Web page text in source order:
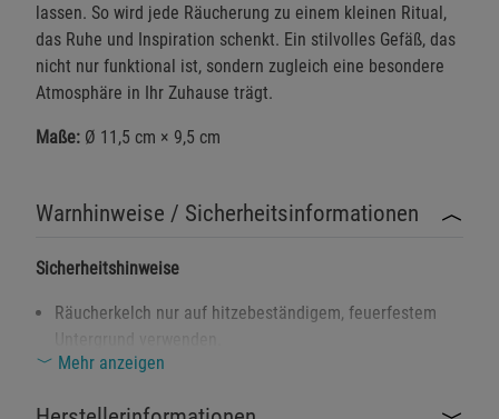
lassen. So wird jede Räucherung zu einem kleinen Ritual,
das Ruhe und Inspiration schenkt. Ein stilvolles Gefäß, das
nicht nur funktional ist, sondern zugleich eine besondere
Atmosphäre in Ihr Zuhause trägt.
Maße: Ø 11,5 cm × 9,5 cm
Warnhinweise / Sicherheitsinformationen
Sicherheitshinweise
Räucherkelch nur auf hitzebeständigem, feuerfestem
Untergrund verwenden.
Für gute Belüftung sorgen – Rauchentwicklung kann
Reizungen verursachen.
Mehr anzeigen